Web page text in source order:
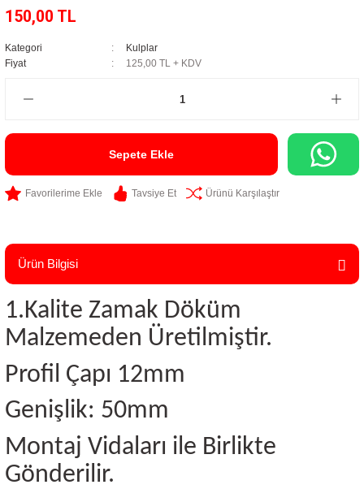
150,00 TL
Kategori
Kulplar
Fiyat
125,00 TL + KDV
Sepete Ekle
Tavsiye Et Ürünü Karşılaştır
Ürün Bilgisi
1.Kalite Zamak Döküm
Malzemeden Üretilmiştir.
Profil Çapı 12mm
Genişlik: 50mm
Montaj Vidaları ile Birlikte
Gönderilir.